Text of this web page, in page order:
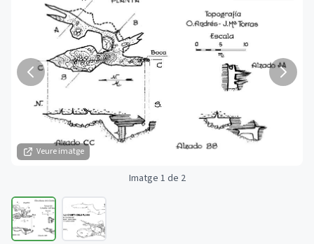
Veure imatge
Imatge 1 de 2